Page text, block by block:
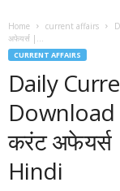
Home current affairs
अफेयर्स |...
CURRENT AFFAIRS
Daily
करंट
Hindi